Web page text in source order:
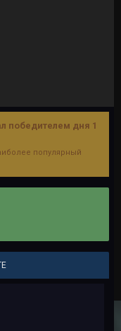
победителем дня 1
популярный